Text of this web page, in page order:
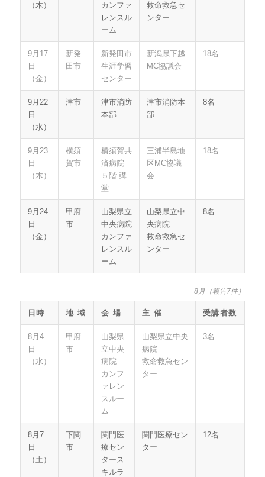
（木）
カンファ
レンスル
ーム
救命救急セ
ンター
9月17
日
（金）
新発
田市
新発田市
生涯学習
センター
新潟県下越
MC協議会
18名
9月22
日
（水）
津市
津市消防
本部
津市消防本
部
8名
9月23
日
（木）
横須
賀市
横須賀共
済病院
５階 講
堂
三浦半島地
区MC協議
会
18名
9月24
日
（金）
甲府
市
山梨県立
中央病院
カンファ
レンスル
ーム
山梨県立中
央病院
救命救急セ
ンター
8名
8月（報告7件）
日時 地 域 会 場 主 催 受講者数
8月4
日
（水）
甲府
市
山梨県
立中央
病院
カンフ
ァレン
スルー
ム
山梨県立中央
病院
救命救急セン
ター
3名
8月7
日
（土）
下関
市
関門医
療セン
タース
キルラ
関門医療セン
ター
12名